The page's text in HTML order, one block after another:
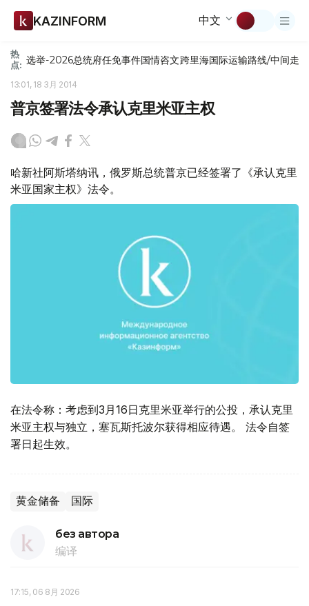
KAZINFORM 中文
热
点: 选举-2026总统府任免事件国情咨文跨里海国际运输路线/中间走廊
13:01, 18 3月 2014
普京签署法令承认克里米亚主权
哈新社阿斯塔纳讯，俄罗斯总统普京已经签署了《承认克里
米亚国家主权》法令。
在法令称：考虑到3月16日克里米亚举行的公投，承认克里
米亚主权与独立，塞瓦斯托波尔获得相应待遇。 法令自签
署日起生效。
黄金储备 国际
без автора
编译
17:15, 06 8月 2026